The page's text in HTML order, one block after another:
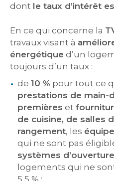
dont le taux d’intérêt
En ce qui concerne la
travaux visant à
énergétique d’un
toujours d’un taux :
de 10 % pour tout ce
prestations de main-
premières et
de cuisine, de salles
rangement, les
qui ne sont pas
systèmes
logements qui ne
5,5 % ;